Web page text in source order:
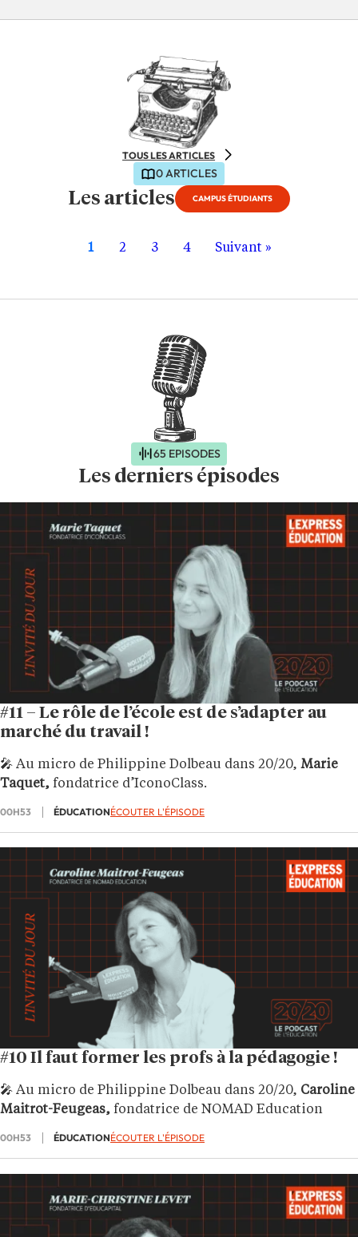
0 ARTICLES
Les articles CAMPUS ÉTUDIANTS
TOUS LES ARTICLES
1 2 3 4 Suivant »
65 EPISODES
Les derniers épisodes
#11 – Le rôle de l’école est de s’adapter au
marché du travail !
🎤 Au micro de Philippine Dolbeau dans 20/20, Marie
Taquet, fondatrice d’IconoClass.
00H53 ÉDUCATIONÉCOUTER L'ÉPISODE
#10 Il faut former les profs à la pédagogie !
🎤 Au micro de Philippine Dolbeau dans 20/20, Caroline
Maitrot-Feugeas, fondatrice de NOMAD Education
00H53 ÉDUCATIONÉCOUTER L'ÉPISODE